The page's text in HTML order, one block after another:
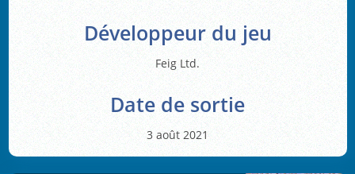
Développeur du jeu
Feig Ltd.
Date de sortie
3 août 2021